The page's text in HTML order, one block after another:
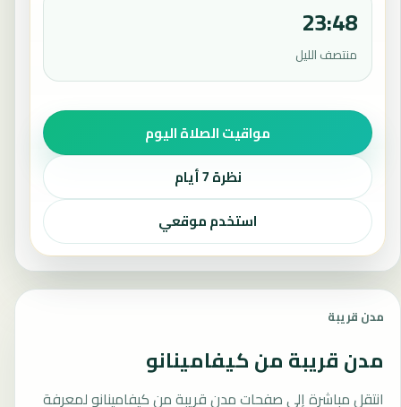
23:48
منتصف الليل
مواقيت الصلاة اليوم
نظرة 7 أيام
استخدم موقعي
مدن قريبة
مدن قريبة من كيفامينانو
انتقل مباشرة إلى صفحات مدن قريبة من كيفامينانو لمعرفة